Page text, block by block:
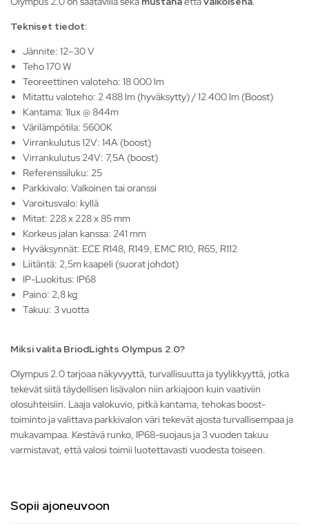
Tekniset tiedot:
Jännite: 12–30 V
Teho 170 W
Teoreettinen valoteho: 18 000 lm
Mitattu valoteho: 2 488 lm (hyväksytty) / 12 400 lm (Boost)
Kantama: 1lux @ 844m
Värilämpötila: 5600K
Virrankulutus 12V: 14A (boost)
Virrankulutus 24V: 7,5A (boost)
Referenssiluku: 25
Parkkivalo: Valkoinen tai oranssi
Varoitusvalo: kyllä
Mitat: 228 x 228 x 85 mm
Korkeus jalan kanssa: 241 mm
Hyväksynnät: ECE R148, R149, EMC R10, R65, R112
Liitäntä: 2,5m kaapeli (suorat johdot)
IP-Luokitus: IP68
Paino: 2,8 kg
Takuu: 3 vuotta
Miksi valita BriodLights Olympus 2.0?
Olympus 2.0 tarjoaa näkyvyyttä, turvallisuutta ja tyylikkyyttä, jotka
tekevät siitä täydellisen lisävalon niin arkiajoon kuin vaativiin
olosuhteisiin. Laaja valokuvio, pitkä kantama, tehokas boost-
toiminto ja valittava parkkivalon väri tekevät ajosta turvallisempaa ja
mukavampaa. Kestävä runko, IP68-suojaus ja 3 vuoden takuu
varmistavat, että valosi toimii luotettavasti vuodesta toiseen.
Sopii ajoneuvoon